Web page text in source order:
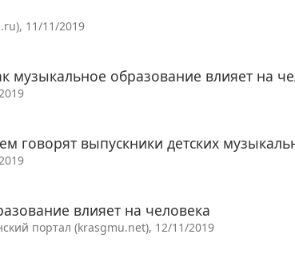
11/11/2019
музыкальное образование влияет на
говорят выпускники детских
влияет на человека
портал (krasgmu.net), 12/11/2019